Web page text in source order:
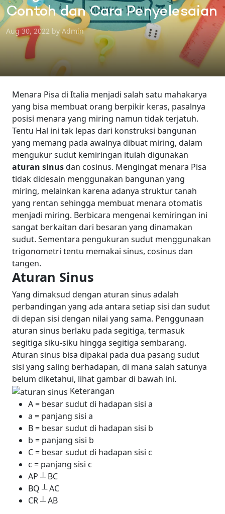
Contoh dan Cara Penyelesaian
Aug 30, 2022 by Admin
Menara Pisa di Italia menjadi salah satu mahakarya
yang bisa membuat orang berpikir keras, pasalnya
posisi menara yang miring namun tidak terjatuh.
Tentu Hal ini tak lepas dari konstruksi bangunan
yang memang pada awalnya dibuat miring, dalam
mengukur sudut kemiringan itulah digunakan
aturan sinusdan cosinus. Mengingat menara Pisa
tidak didesain menggunakan bangunan yang
miring, melainkan karena adanya struktur tanah
yang rentan sehingga membuat menara otomatis
menjadi miring. Berbicara mengenai kemiringan ini
sangat berkaitan dari besaran yang dinamakan
sudut. Sementara pengukuran sudut menggunakan
trigonometri tentu memakai sinus, cosinus dan
tangen.
Aturan Sinus
Yang dimaksud dengan aturan sinus adalah
perbandingan yang ada antara setiap sisi dan sudut
di depan sisi dengan nilai yang sama. Penggunaan
aturan sinus berlaku pada segitiga, termasuk
segitiga siku-siku hingga segitiga sembarang.
Aturan sinus bisa dipakai pada dua pasang sudut
sisi yang saling berhadapan, di mana salah satunya
belum diketahui, lihat gambar di bawah ini.
Keterangan
A = besar sudut di hadapan sisi a
a = panjang sisi a
B = besar sudut di hadapan sisi b
b = panjang sisi b
C = besar sudut di hadapan sisi c
c = panjang sisi c
AP ┴ BC
BQ ┴ AC
CR ┴ AB